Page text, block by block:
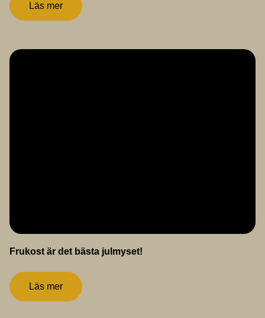
Läs mer
Frukost är det bästa julmyset!
Läs mer